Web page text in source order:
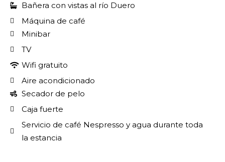
Bañera con vistas al río Duero
Máquina de café
Minibar
TV
Wifi gratuito
Aire acondicionado
Secador de pelo
Caja fuerte
Servicio de café Nespresso y agua durante toda
la estancia